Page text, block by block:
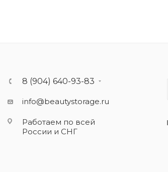
8 (904) 640-93-83
info@beautystorage.ru
Работаем по всей
России и СНГ